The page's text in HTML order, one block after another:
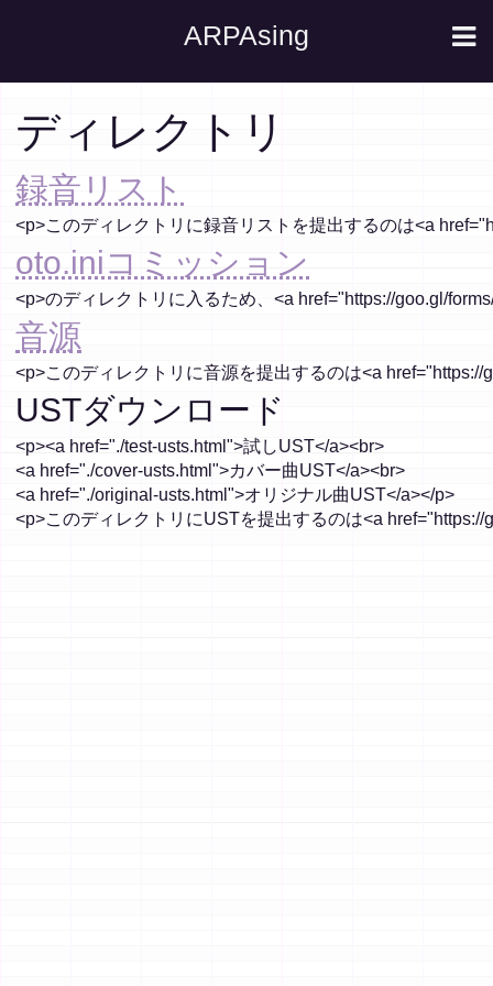
ARPAsing
ディレクトリ
録音リスト
oto.iniコミッション
音源
USTダウンロード
<p><a href="./test-usts.html">試しUST</a><br>
<a href="./cover-usts.html">カバー曲UST</a><br>
<a href="./original-usts.html">オリジナル曲UST</a></p>